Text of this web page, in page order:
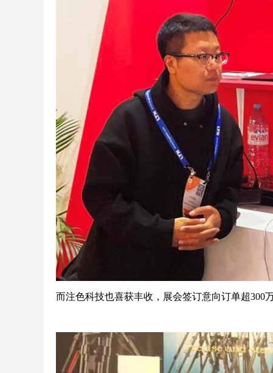
而注色科技也喜获丰收，展会签订意向订单超300